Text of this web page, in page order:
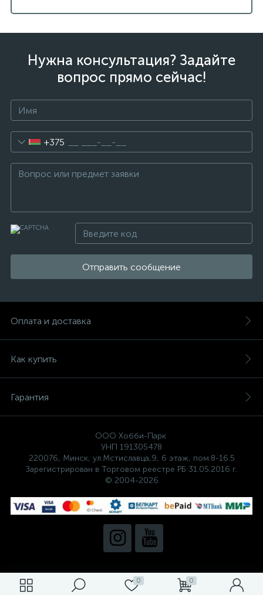
0 0
Нужна консультация? Задайте
вопрос прямо сейчас!
+375
Отправить сообщение
Оплата и доставка
Как купить
Гарантия
ООО Хобби-Парк
УНП 191305478
220076, Минск, ул.Мстиславца,9, 6 этаж, пом.8-16.5
Зарегистрирован в Торговом реестре РБ 31.05.2016 г.
© 2004-2026